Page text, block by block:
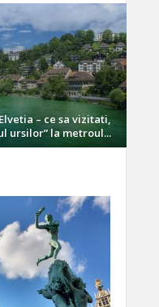
– ce sa vizitati,
ursilor” la metroul...